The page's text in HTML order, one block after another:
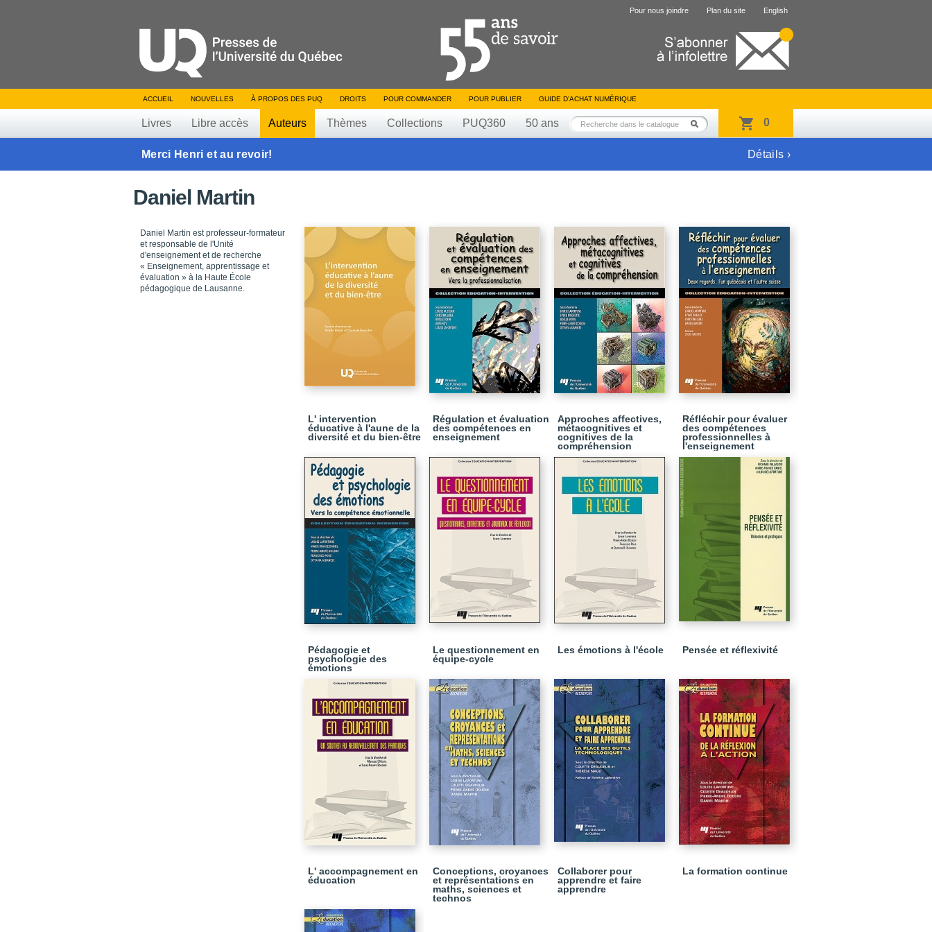
Pour nous joindre Plan du site English
ACCUEIL NOUVELLES À PROPOS DES PUQ DROITS POUR COMMANDER POUR PUBLIER GUIDE D’ACHAT NUMÉRIQUE
Livres Libre accès Auteurs Thèmes Collections PUQ360 50 ans 0
Merci Henri et au revoir! Détails ›
Daniel Martin
Daniel Martin est professeur-formateur
et responsable de l'Unité
d'enseignement et de recherche
« Enseignement, apprentissage et
évaluation » à la Haute École
pédagogique de Lausanne.
L' intervention
éducative à l'aune de la
diversité et du bien-être
Régulation et évaluation
des compétences en
enseignement
Approches affectives,
métacognitives et
cognitives de la
compréhension
Réfléchir pour évaluer
des compétences
professionnelles à
l'enseignement
Pédagogie et
psychologie des
émotions
Le questionnement en
équipe-cycle
Les émotions à l'école Pensée et réflexivité
L' accompagnement en
éducation
Conceptions, croyances
et représentations en
maths, sciences et
technos
Collaborer pour
apprendre et faire
apprendre
La formation continue